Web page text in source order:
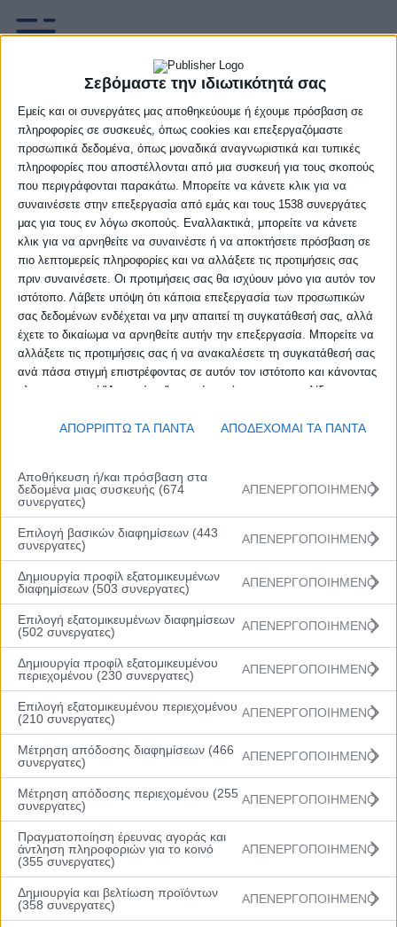
Σεβόμαστε την ιδιωτικότητά σας
Εμείς και οι συνεργάτες μας αποθηκεύουμε ή έχουμε πρόσβαση σε
πληροφορίες σε συσκευές, όπως cookies και επεξεργαζόμαστε
προσωπικά δεδομένα, όπως μοναδικά αναγνωριστικά και τυπικές
πληροφορίες που αποστέλλονται από μια συσκευή για τους σκοπούς
που περιγράφονται παρακάτω. Μπορείτε να κάνετε κλικ για να
συναινέσετε στην επεξεργασία από εμάς και τους 1538 συνεργάτες
μας για τους εν λόγω σκοπούς. Εναλλακτικά, μπορείτε να κάνετε
κλικ για να αρνηθείτε να συναινέστε ή να αποκτήσετε πρόσβαση σε
πιο λεπτομερείς πληροφορίες και να αλλάξετε τις προτιμήσεις σας
πριν συναινέσετε. Οι προτιμήσεις σας θα ισχύουν μόνο για αυτόν τον
ιστότοπο. Λάβετε υπόψη ότι κάποια επεξεργασία των προσωπικών
σας δεδομένων ενδέχεται να μην απαιτεί τη συγκατάθεσή σας, αλλά
έχετε το δικαίωμα να αρνηθείτε αυτήν την επεξεργασία. Μπορείτε να
αλλάξετε τις προτιμήσεις σας ή να ανακαλέσετε τη συγκατάθεσή σας
ανά πάσα στιγμή επιστρέφοντας σε αυτόν τον ιστότοπο και κάνοντας
κλικ στο κουμπί "Απορρήτου" στο κάτω μέρος της ιστοσελίδας.
ΑΠΟΡΡΙΠΤΩ ΤΑ ΠΑΝΤΑ ΑΠΟΔΕΧΟΜΑΙ ΤΑ ΠΑΝΤΑ
Αποθήκευση ή/και πρόσβαση στα
δεδομένα μιας συσκευής (674
συνεργατες)
ΑΠΕΝΕΡΓΟΠΟΙΗΜΕΝΟ
Επιλογή βασικών διαφημίσεων (443
συνεργατες)
ΑΠΕΝΕΡΓΟΠΟΙΗΜΕΝΟ
Δημιουργία προφίλ εξατομικευμένων
διαφημίσεων (503 συνεργατες)
ΑΠΕΝΕΡΓΟΠΟΙΗΜΕΝΟ
Επιλογή εξατομικευμένων διαφημίσεων
(502 συνεργατες)
ΑΠΕΝΕΡΓΟΠΟΙΗΜΕΝΟ
Δημιουργία προφίλ εξατομικευμένου
περιεχομένου (230 συνεργατες)
ΑΠΕΝΕΡΓΟΠΟΙΗΜΕΝΟ
Επιλογή εξατομικευμένου περιεχομένου
(210 συνεργατες)
ΑΠΕΝΕΡΓΟΠΟΙΗΜΕΝΟ
Μέτρηση απόδοσης διαφημίσεων (466
συνεργατες)
ΑΠΕΝΕΡΓΟΠΟΙΗΜΕΝΟ
Μέτρηση απόδοσης περιεχομένου (255
συνεργατες)
ΑΠΕΝΕΡΓΟΠΟΙΗΜΕΝΟ
Πραγματοποίηση έρευνας αγοράς και
άντληση πληροφοριών για το κοινό
(355 συνεργατες)
ΑΠΕΝΕΡΓΟΠΟΙΗΜΕΝΟ
Δημιουργία και βελτίωση προϊόντων
(358 συνεργατες)
ΑΠΕΝΕΡΓΟΠΟΙΗΜΕΝΟ
Rising Stars: Πέφτει η αυλαία της
κανονικής περιόδου
Η κανονική περίοδος του Rising Stars πέφτει το διήμερο
31 Ιανουαρίου και 1 Φεβρουαρίου σε τρία διαφορετικά
γήπεδα. Στο Ολυμπιακό Χωριό, στα Καλύβια και στα
20/01/2026 Δεν υπάρχουν Σχόλια
Follow Us
Πολιτική Απορρήτου
| © 2022 All Rights
Reserved
Αρχική
Βαθμολογία
Πρόγραμμα
Ομάδες
Νέα
Gallery